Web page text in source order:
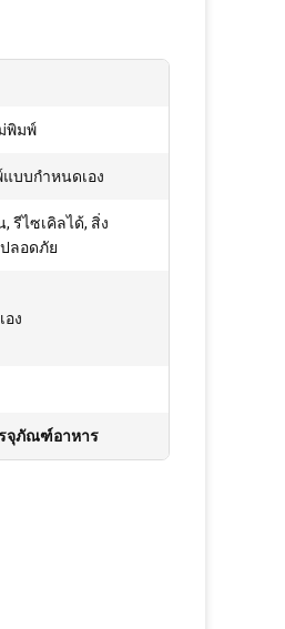
พิมพ์
บบกำหนดเอง
รีไซเคิลได้, สิ่ง
ลอดภัย
ง
จุภัณฑ์อาหาร